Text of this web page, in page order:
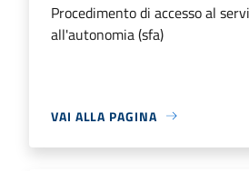
Procedimento di accesso al
all'autonomia (sfa)
VAI ALLA PAGINA